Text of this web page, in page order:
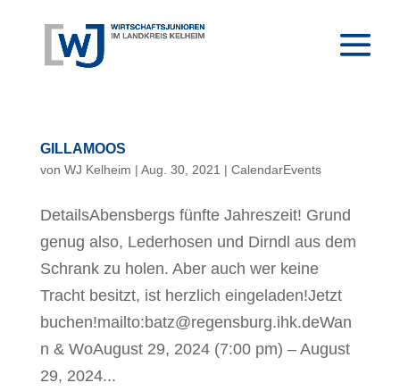
GILLAMOOS
von WJ Kelheim | Aug. 30, 2021 | CalendarEvents
DetailsAbensbergs fünfte Jahreszeit! Grund
genug also, Lederhosen und Dirndl aus dem
Schrank zu holen. Aber auch wer keine
Tracht besitzt, ist herzlich eingeladen!Jetzt
buchen!mailto:batz@regensburg.ihk.deWan
n & WoAugust 29, 2024 (7:00 pm) – August
29, 2024...